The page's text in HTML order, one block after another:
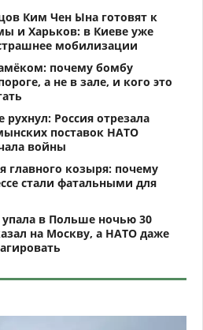
Ким Чен Ына готовят к
и Харьков: в Киеве уже
мобилизации
почему бомбу
а не в зале, и кого это
рухнул: Россия отрезала
поставок НАТО
войны
главного козыря: почему
стали фатальными для
упала в Польше ночью 30
на Москву, а НАТО даже